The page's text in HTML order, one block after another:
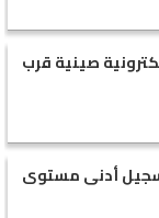
صينية قرب
أدنى مستوى